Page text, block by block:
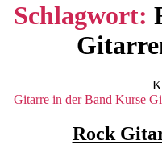
Schlagwort:
Gitarre in der Band Kurse
Rock